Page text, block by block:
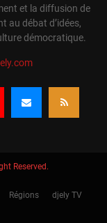
et la diffusion de
au débat d’idées,
démocratique.
Reserved.
Régions
djely TV